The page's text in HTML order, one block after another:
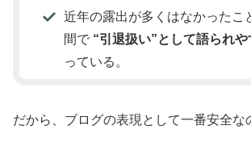
近年の露出が多くはなかったこ
間で “引退扱い”として語られ
っている。
だから、ブログの表現として一番安全な